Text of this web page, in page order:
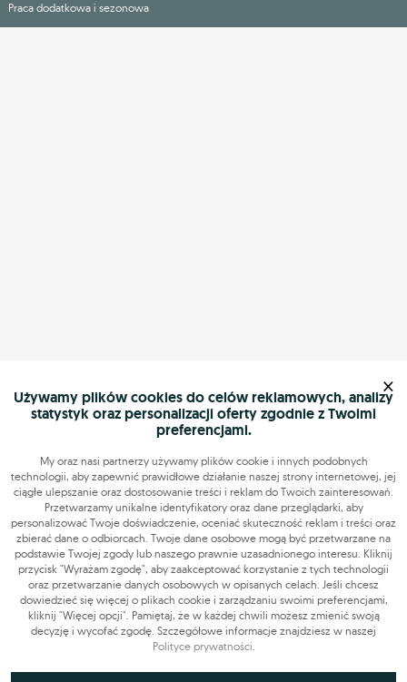
Praca dodatkowa i sezonowa
Używamy plików cookies do celów reklamowych, analizy
statystyk oraz personalizacji oferty zgodnie z Twoimi
preferencjami.
My oraz nasi partnerzy używamy plików cookie i innych podobnych
technologii, aby zapewnić prawidłowe działanie naszej strony internetowej, jej
ciągłe ulepszanie oraz dostosowanie treści i reklam do Twoich zainteresowań.
Przetwarzamy unikalne identyfikatory oraz dane przeglądarki, aby
personalizować Twoje doświadczenie, oceniać skuteczność reklam i treści oraz
zbierać dane o odbiorcach. Twoje dane osobowe mogą być przetwarzane na
podstawie Twojej zgody lub naszego prawnie uzasadnionego interesu. Kliknij
przycisk "Wyrażam zgodę", aby zaakceptować korzystanie z tych technologii
oraz przetwarzanie danych osobowych w opisanych celach. Jeśli chcesz
dowiedzieć się więcej o plikach cookie i zarządzaniu swoimi preferencjami,
kliknij "Więcej opcji". Pamiętaj, że w każdej chwili możesz zmienić swoją
decyzję i wycofać zgodę. Szczegółowe informacje znajdziesz w naszej
Polityce prywatności.
×